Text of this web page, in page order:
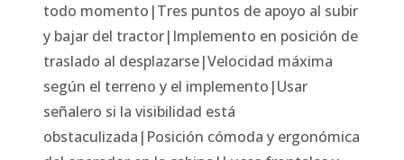
todo momento|Tres puntos de apoyo al subir
y bajar del tractor|Implemento en posición de
traslado al desplazarse|Velocidad máxima
según el terreno y el implemento|Usar
señalero si la visibilidad está
obstaculizada|Posición cómoda y ergonómica